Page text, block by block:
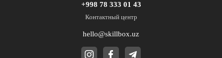
+998 78 333 01 43
Контактный центр
hello@skillbox.uz